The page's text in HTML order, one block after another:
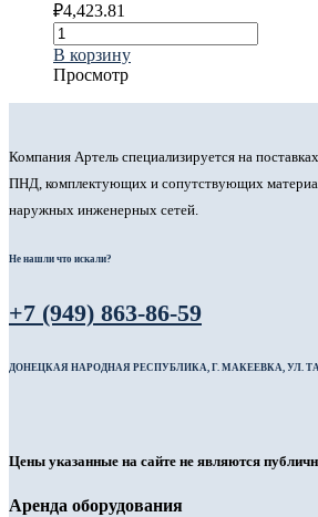
₽4,423.81
В корзину
Просмотр
Компания Артель специализируется на
ПНД, комплектующих и сопутствующих
наружных инженерных сетей.
Не нашли что искали?
+7 (949) 863-86-59
ДОНЕЦКАЯ НАРОДНАЯ РЕСПУБЛИКА, Г. МАКЕЕВКА, УЛ.
Цены указанные на сайте не являются
Аренда оборудования